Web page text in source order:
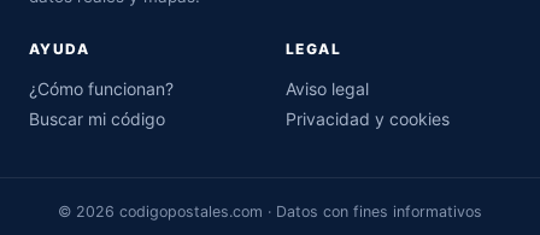
AYUDA
¿Cómo funcionan?
Buscar mi código
LEGAL
Aviso legal
Privacidad y cookies
© 2026 codigopostales.com · Datos con fines informativos